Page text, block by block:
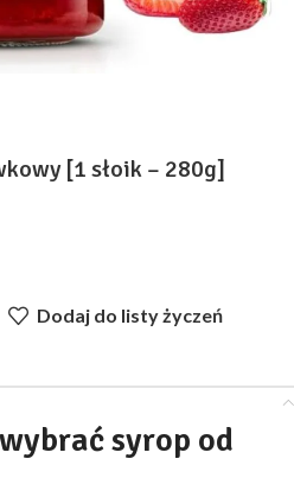
[1 słoik – 280g]
Dodaj do listy życzeń
syrop od